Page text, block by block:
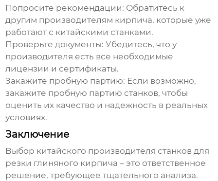
Попросите рекомендации: Обратитесь к
другим производителям кирпича, которые уже
работают с китайскими станками.
Проверьте документы: Убедитесь, что у
производителя есть все необходимые
лицензии и сертификаты.
Закажите пробную партию: Если возможно,
закажите пробную партию станков, чтобы
оценить их качество и надежность в реальных
условиях.
Заключение
Выбор китайского производителя станков для
резки глиняного кирпича – это ответственное
решение, требующее тщательного анализа.